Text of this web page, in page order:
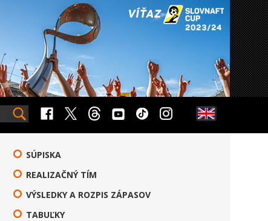
SÚPISKA
REALIZAČNÝ TÍM
VÝSLEDKY A ROZPIS ZÁPASOV
TABUĽKY